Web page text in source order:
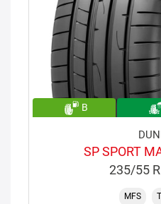
B
SP SPORT
235/55
MFS